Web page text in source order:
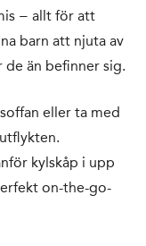
− allt för att
barn att njuta av
än befinner sig.
eller ta med
kylskåp i upp
on-the-go-